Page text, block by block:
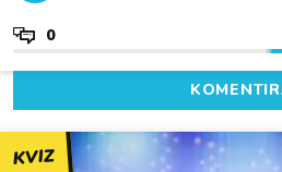
0
KVIZ